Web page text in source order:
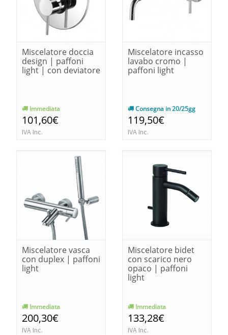
Miscelatore doccia
design | paffoni
light | con deviatore
Immediata
101,60€
IVA Inc.
Miscelatore incasso
lavabo cromo |
paffoni light
Consegna in 20/25gg
119,50€
IVA Inc.
Miscelatore vasca
con duplex | paffoni
light
Immediata
200,30€
IVA Inc.
Miscelatore bidet
con scarico nero
opaco | paffoni
light
Immediata
133,28€
IVA Inc.